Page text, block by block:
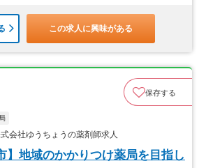
この求人に興味がある
保存する
社ゆうちょうの薬剤師求人
】地域のかかりつけ薬局を目指し